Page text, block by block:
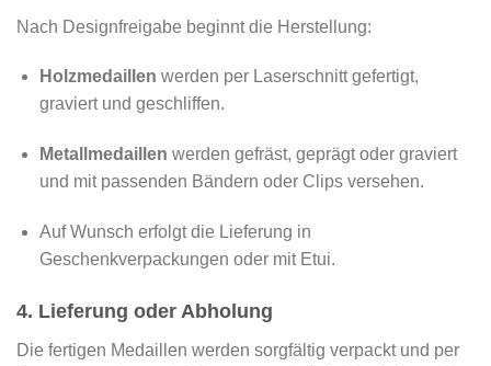
Nach Designfreigabe beginnt die Herstellung:
Holzmedaillen werden per Laserschnitt gefertigt,
graviert und geschliffen.
Metallmedaillen werden gefräst, geprägt oder graviert
und mit passenden Bändern oder Clips versehen.
Auf Wunsch erfolgt die Lieferung in
Geschenkverpackungen oder mit Etui.
4. Lieferung oder Abholung
Die fertigen Medaillen werden sorgfältig verpackt und per